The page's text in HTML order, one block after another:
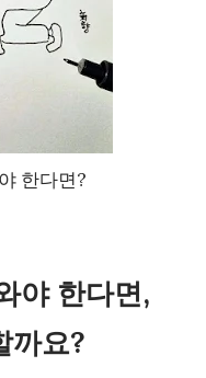
한다면?
야 한다면,
까요?